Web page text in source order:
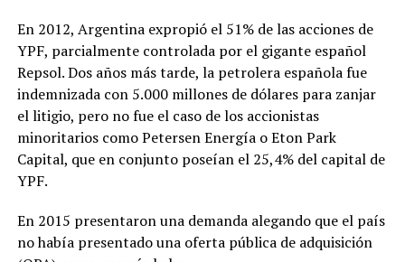
En 2012, Argentina expropió el 51% de las acciones de
YPF, parcialmente controlada por el gigante español
Repsol. Dos años más tarde, la petrolera española fue
indemnizada con 5.000 millones de dólares para zanjar
el litigio, pero no fue el caso de los accionistas
minoritarios como Petersen Energía o Eton Park
Capital, que en conjunto poseían el 25,4% del capital de
YPF.
En 2015 presentaron una demanda alegando que el país
no había presentado una oferta pública de adquisición